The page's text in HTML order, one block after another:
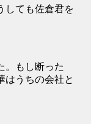
しても佐倉君を
。もし断った
はうちの会社と